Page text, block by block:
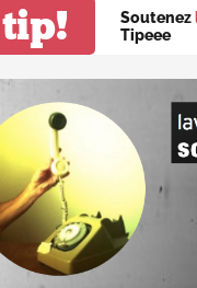
tip! Soutenez
Tipeee